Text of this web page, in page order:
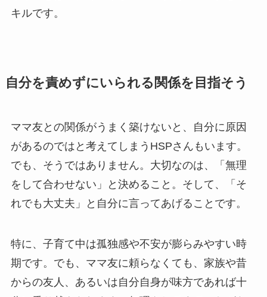
キルです。
自分を責めずにいられる関係を目指そう
ママ友との関係がうまく築けないと、自分に原因
があるのではと考えてしまうHSPさんもいます。
でも、そうではありません。大切なのは、「無理
をして合わせない」と決めること。そして、「そ
れでも大丈夫」と自分に言ってあげることです。
特に、子育て中は孤独感や不安が膨らみやすい時
期です。でも、ママ友に頼らなくても、家族や昔
からの友人、あるいは自分自身が味方であれば十